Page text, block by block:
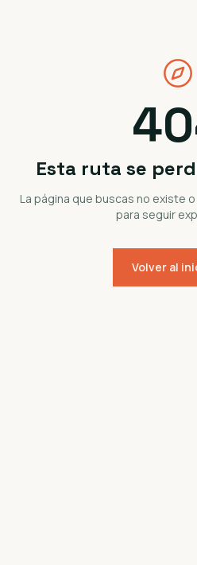
Esta ruta se
La página que buscas no existe
para seguir
Volver al